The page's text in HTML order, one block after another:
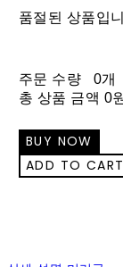
품절된 상품입
주문 수량
0개
총 상품 금액 0원